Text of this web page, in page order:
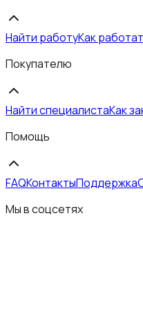
Найти работуКак
Покупателю
Найти специалистаКак
Помощь
FAQКонтактыПоддержка
Мы в соцсетях